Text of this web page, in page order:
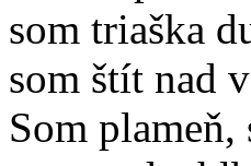
som triaška
som štít nad
Som